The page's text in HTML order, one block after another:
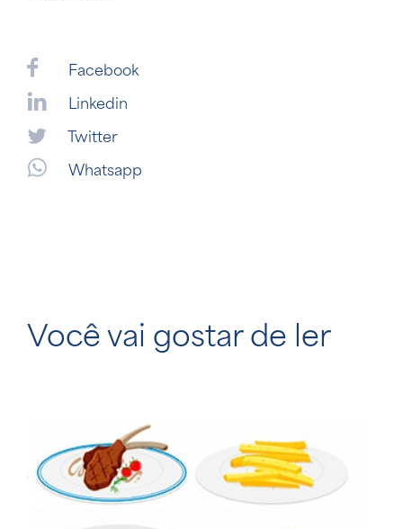
Facebook
Linkedin
Twitter
Whatsapp
Você vai gostar de ler